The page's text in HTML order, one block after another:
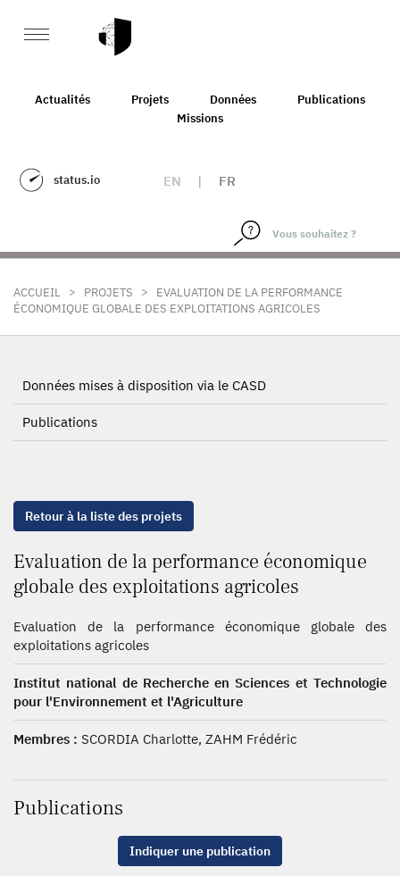
Actualités Projets Données
Publications
Missions
status.io EN | FR
ACCUEIL > PROJETS >
EVALUATION DE LA PERFORMANCE
ÉCONOMIQUE GLOBALE DES EXPLOITATIONS AGRICOLES
Données mises à disposition via le CASD
Publications
Retour à la liste des projets
Evaluation de la performance économique
globale des exploitations agricoles
Evaluation de la performance économique globale des
exploitations agricoles
Institut national de Recherche en Sciences et Technologie
pour l'Environnement et l'Agriculture
Membres : SCORDIA Charlotte, ZAHM Frédéric
Publications
Indiquer une publication